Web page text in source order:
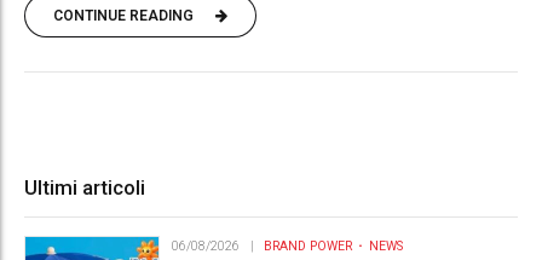
CONTINUE READING
Ultimi articoli
06/08/2026 BRAND POWER NEWS